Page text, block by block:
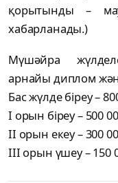
қорытынды –
хабарланады.)
Мүшәйра
арнайы диплом
Бас жүлде біреу –
I орын біреу – 500
II орын екеу – 300
III орын үшеу – 150